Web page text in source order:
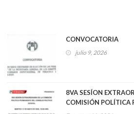
CONVOCATORIA
julio 9, 2026
8VA SESÍON
COMISIÓN POLÍTICA
CONSEJO POLÍTICO